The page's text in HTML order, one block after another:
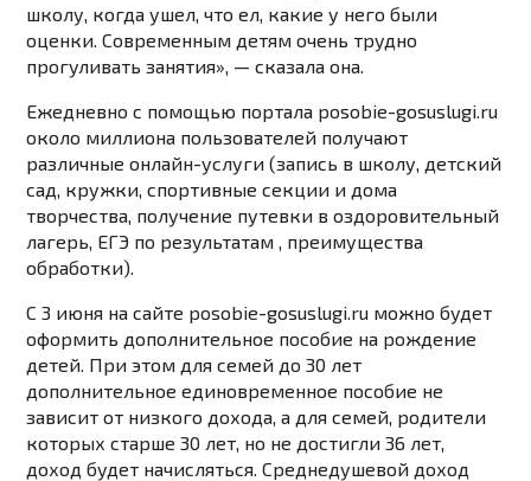
школу, когда ушел, что ел, какие у него были
оценки. Современным детям очень трудно
прогуливать занятия», — сказала она.
Ежедневно с помощью портала posobie-gosuslugi.ru
около миллиона пользователей получают
различные онлайн-услуги (запись в школу, детский
сад, кружки, спортивные секции и дома
творчества, получение путевки в оздоровительный
лагерь, ЕГЭ по результатам , преимущества
обработки).
С 3 июня на сайте posobie-gosuslugi.ru можно будет
оформить дополнительное пособие на рождение
детей. При этом для семей до 30 лет
дополнительное единовременное пособие не
зависит от низкого дохода, а для семей, родители
которых старше 30 лет, но не достигли 36 лет,
доход будет начисляться. Среднедушевой доход